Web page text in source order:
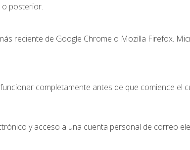
o posterior.
reciente de Google Chrome o Mozilla Firefox.
completamente antes de que comience el
y acceso a una cuenta personal de correo